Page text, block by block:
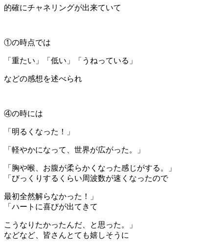
的確にチャネリングが出来ていて
①の時点では
「重たい」「低い」「うねっている」
などの感想を述べられ
④の時には
「明るくなった！」
「軽やかになって、世界が広がった。」
「胸や喉、お腹が柔らかくなった感じがする。」
「びっくりするくらい周波数が速くなったので
最初全然解らなかった！」
「ハートに喜びが出てきて
こうなりたかったんだ、と思った。」
などなど、皆さんとても嬉しそうに